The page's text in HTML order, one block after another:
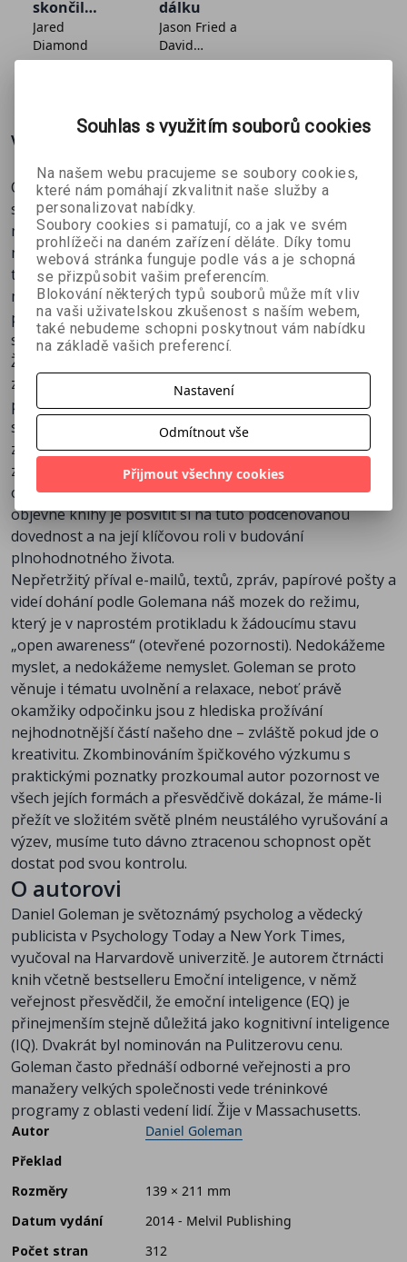
skončil
včera
Jared
Diamond
dálku
Jason Fried a
David
Heinemeier
Více o knize
Co mají společného špičkový neurochirurg a slavný
sportovec? Proč nedávná hádka s někým blízkým
neustále zaměstnává vaši hlavu? A lze to vypnout? Proč
nedokážeme ignorovat naštvané obličeje? A řídíme své
týmy, firmičky či instituce opravdu nejlépe, jak je to jen
možné? Odpovědi naleznete v knize slavného
psychologa a publicisty Daniela Golemana, autora
světového bestselleru Emoční inteligence.
Životní úspěch nás i našich dětí záleží podle autorových
zjištění z valné části na schopnosti vědomě zaměřovat
pozornost (tzv. mindfulness). Průzkumy potvrzují, že
schopnost sebeberegulace předčí inteligenci i sociální
zázemí, pokud jde o předvídání budoucího úspěchu v
zaměstnání a životě. Přesto tato schopnost představuje
opomíjenou část naší mentální výbavy. Cílem čtivé a
objevné knihy je posvítit si na tuto podceňovanou
dovednost a na její klíčovou roli v budování
plnohodnotného života.
Nepřetržitý příval e-mailů, textů, zpráv, papírové pošty a
videí dohání podle Golemana náš mozek do režimu,
který je v naprostém protikladu k žádoucímu stavu
„open awareness“ (otevřené pozornosti). Nedokážeme
myslet, a nedokážeme nemyslet. Goleman se proto
věnuje i tématu uvolnění a relaxace, neboť právě
okamžiky odpočinku jsou z hlediska prožívání
nejhodnotnější částí našeho dne – zvláště pokud jde o
kreativitu. Zkombinováním špičkového výzkumu s
praktickými poznatky prozkoumal autor pozornost ve
všech jejích formách a přesvědčivě dokázal, že máme-li
přežít ve složitém světě plném neustálého vyrušování a
výzev, musíme tuto dávno ztracenou schopnost opět
dostat pod svou kontrolu.
O autorovi
Daniel Goleman je světoznámý psycholog a vědecký
publicista v Psychology Today a New York Times,
vyučoval na Harvardově univerzitě. Je autorem čtrnácti
knih včetně bestselleru Emoční inteligence, v němž
veřejnost přesvědčil, že emoční inteligence (EQ) je
přinejmenším stejně důležitá jako kognitivní inteligence
(IQ). Dvakrát byl nominován na Pulitzerovu cenu.
Goleman často přednáší odborné veřejnosti a pro
manažery velkých společnosti vede tréninkové
programy z oblasti vedení lidí. Žije v Massachusetts.
Autor
Daniel Goleman
Překlad
Rozměry
139 × 211 mm
Datum vydání
2014 - Melvil Publishing
Počet stran
312
Souhlas s využitím souborů cookies
Na našem webu pracujeme se soubory cookies,
které nám pomáhají zkvalitnit naše služby a
personalizovat nabídky.
Soubory cookies si pamatují, co a jak ve svém
prohlížeči na daném zařízení děláte. Díky tomu
webová stránka funguje podle vás a je schopná
se přizpůsobit vašim preferencím.
Blokování některých typů souborů může mít vliv
na vaši uživatelskou zkušenost s naším webem,
také nebudeme schopni poskytnout vám nabídku
na základě vašich preferencí.
Nastavení
Odmítnout vše
Přijmout všechny cookies